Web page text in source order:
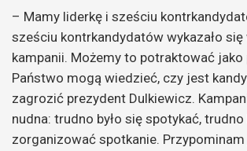
– Mamy liderkę i sześciu
sześciu kontrkandydatów wykazało
kampanii. Możemy to potraktować jako
Państwo mogą wiedzieć, czy jest
zagrozić prezydent Dulkiewicz.
nudna: trudno było się spotykać, trudno
zorganizować spotkanie. Przypominam